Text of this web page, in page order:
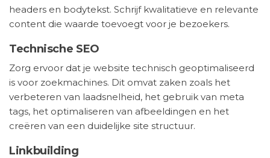
headers en bodytekst. Schrijf kwalitatieve en relevante
content die waarde toevoegt voor je bezoekers.
Technische SEO
Zorg ervoor dat je website technisch geoptimaliseerd
is voor zoekmachines. Dit omvat zaken zoals het
verbeteren van laadsnelheid, het gebruik van meta
tags, het optimaliseren van afbeeldingen en het
creëren van een duidelijke site structuur.
Linkbuilding